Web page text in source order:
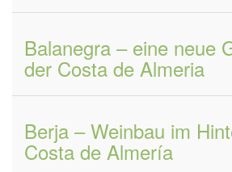
Balanegra – eine neue
der Costa de Almeria
Berja – Weinbau im
Costa de Almería